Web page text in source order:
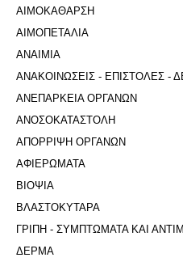
ΑΙΜΟΚΑΘΑΡΣΗ
ΑΙΜΟΠΕΤΑΛΙΑ
ΑΝΑΙΜΙΑ
ΑΝΑΚΟΙΝΩΣΕΙΣ - ΕΠΙΣΤΟΛΕΣ -
ΑΝΕΠΑΡΚΕΙΑ ΟΡΓΑΝΩΝ
ΑΝΟΣΟΚΑΤΑΣΤΟΛΗ
ΑΠΟΡΡΙΨΗ ΟΡΓΑΝΩΝ
ΑΦΙΕΡΩΜΑΤΑ
ΒΙΟΨΙΑ
ΒΛΑΣΤΟΚΥΤΑΡΑ
ΓΡΙΠΗ - ΣΥΜΠΤΩΜΑΤΑ ΚΑΙ
ΔΕΡΜΑ